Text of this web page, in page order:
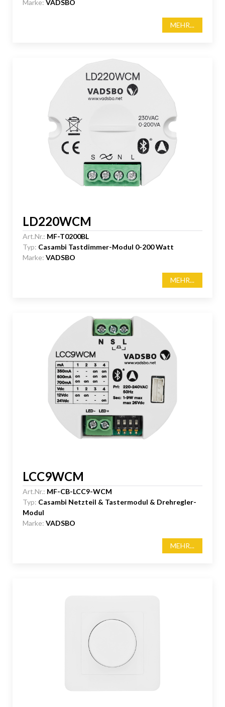
Marke: VADSBO
MEHR...
LD220WCM
Art.Nr.: MF-T0200BL
Typ: Casambi Tastdimmer-Modul 0-200 Watt
Marke: VADSBO
MEHR...
LCC9WCM
Art.Nr.: MF-CB-LCC9-WCM
Typ: Casambi Netzteil & Tastermodul & Drehregler-
Modul
Marke: VADSBO
MEHR...